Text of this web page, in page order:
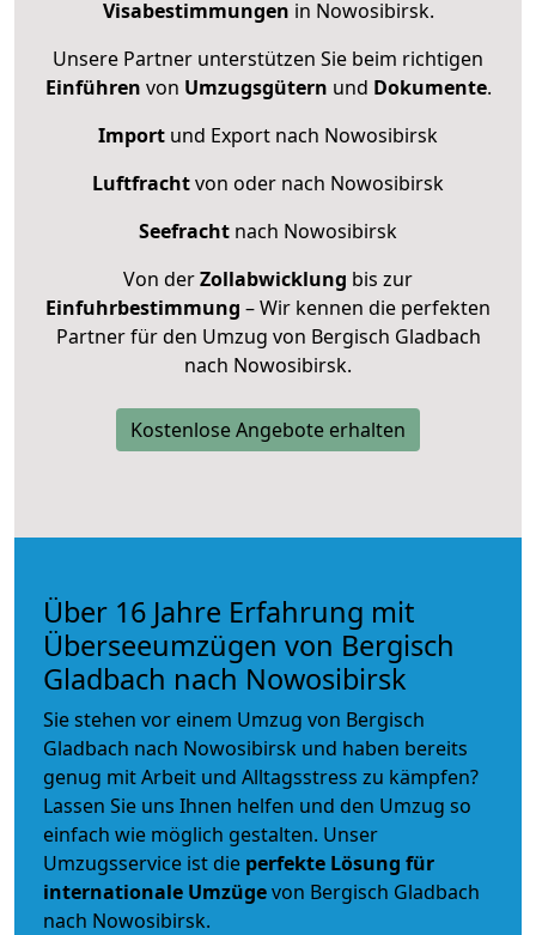
Visabestimmungen in Nowosibirsk.
Unsere Partner unterstützen Sie beim richtigen
Einführen von Umzugsgütern und Dokumente.
Import und Export nach Nowosibirsk
Luftfrachtvon oder nach Nowosibirsk
Seefracht nach Nowosibirsk
Von derZollabwicklung bis zur
Einfuhrbestimmung – Wir kennen die perfekten
Partner für den Umzug von Bergisch Gladbach
nach Nowosibirsk.
Kostenlose Angebote erhalten
Über 16 Jahre Erfahrung mit
Überseeumzügen von Bergisch
Gladbach nach Nowosibirsk
Sie stehen vor einem Umzug von Bergisch
Gladbach nach Nowosibirsk und haben bereits
genug mit Arbeit und Alltagsstress zu kämpfen?
Lassen Sie uns Ihnen helfen und den Umzug so
einfach wie möglich gestalten. Unser
Umzugsservice ist die perfekte Lösung für
internationale Umzügevon Bergisch Gladbach
nach Nowosibirsk.